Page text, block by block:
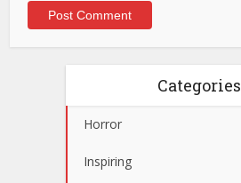
Categories
Horror
Inspiring